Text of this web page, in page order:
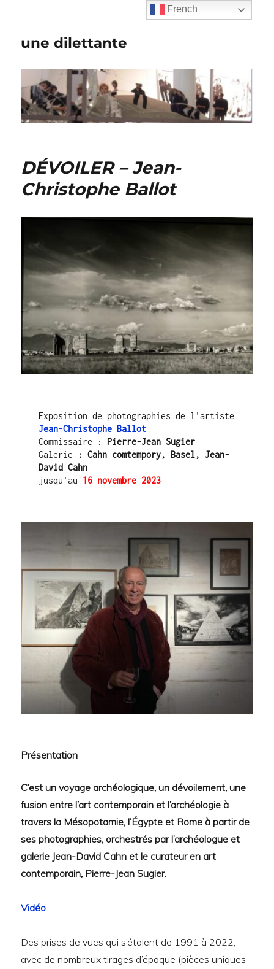
une dilettante
DÉVOILER – Jean-
Christophe Ballot
Jean-Christophe Ballot
Commissaire : Pierre-Jean Sugier
Galerie : Cahn comtempory, Basel, Jean-
David Cahn
jusqu'au 16 novembre 2023
Présentation
C’est un voyage archéologique, un dévoilement, une
fusion entre l’art contemporain et l’archéologie à
travers la Mésopotamie, l’Égypte et Rome à partir de
ses photographies, orchestrés par l’archéologue et
galerie Jean-David Cahn et le curateur en art
contemporain, Pierre-Jean Sugier.
Vidéo
Des prises de vues qui s’étalent de 1991 à 2022,
avec de nombreux tirages d’époque (pièces uniques
French